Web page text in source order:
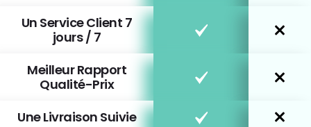
Un Service Client 7
jours / 7
Meilleur Rapport
Qualité-Prix
Une Livraison Suivie